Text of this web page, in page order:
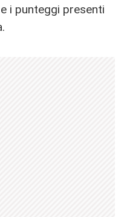
i punteggi presenti